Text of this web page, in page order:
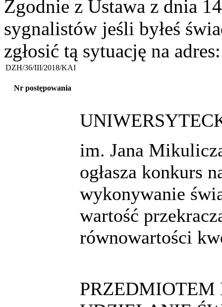
Zgodnie z Ustawa z dnia
sygnalistów jeśli byłeś
zgłosić tą sytuację na
DZH/36/III/2018/KAI
Nr postępowania
im. Jana
ogłasza konkurs
wykonywanie
wartość
równowartości
PRZEDMIOTEM